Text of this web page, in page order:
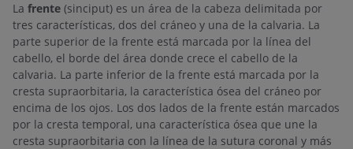
La frente (sinciput) es un área de la cabeza delimitada por
tres características, dos del cráneo y una de la calvaria. La
parte superior de la frente está marcada por la línea del
cabello, el borde del área donde crece el cabello de la
calvaria. La parte inferior de la frente está marcada por la
cresta supraorbitaria, la característica ósea del cráneo por
encima de los ojos. Los dos lados de la frente están marcados
por la cresta temporal, una característica ósea que une la
cresta supraorbitaria con la línea de la sutura coronal y más